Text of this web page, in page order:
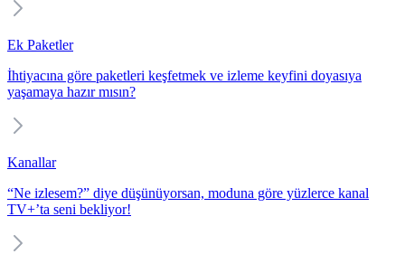
Ek Paketler
İhtiyacına göre paketleri keşfetmek ve izleme keyfini doyasıya
yaşamaya hazır mısın?
Kanallar
“Ne izlesem?” diye düşünüyorsan, moduna göre yüzlerce kanal
TV+’ta seni bekliyor!